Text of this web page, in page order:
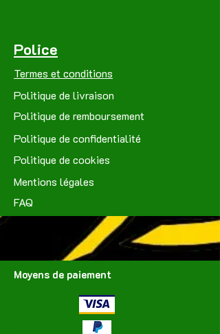
Police
Termes et conditions
Politique de livraison
Politique de remboursement
Politique de confidentialité
Politique de cookies
Mentions légales
FAQ
Moyens de paiement